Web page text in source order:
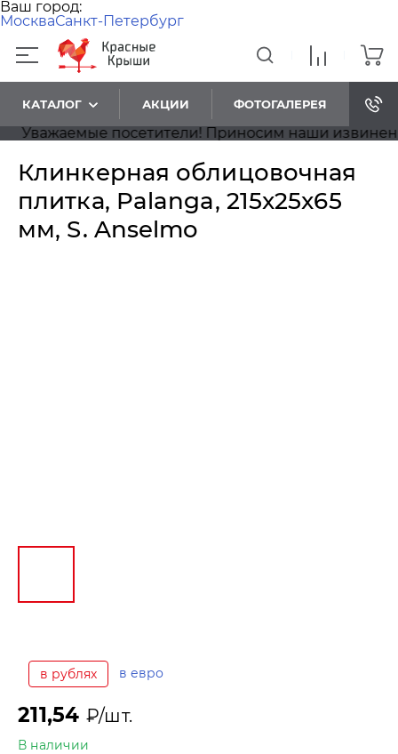
Ваш город:
МоскваСанкт-Петербург
КАТАЛОГ АКЦИИ ФОТОГАЛЕРЕЯ
Уважаемые посетители! Приносим наши
Клинкерная облицовочная
плитка, Palanga, 215x25x65
мм, S. Anselmo
в рублях в евро
211,54 ₽/шт.
В наличии